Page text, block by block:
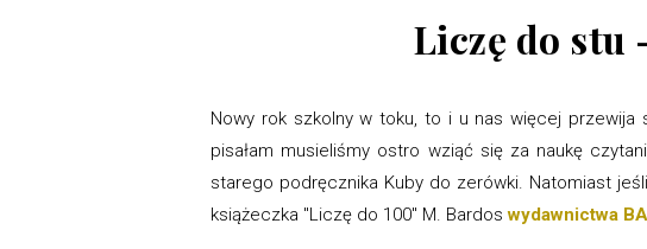
Liczę do stu
Nowy rok szkolny w toku, to i u nas więcej
pisałam musieliśmy ostro wziąć się za naukę
starego podręcznika Kuby do zerówki. Natomiast
książeczka "Liczę do 100" M. Bardoswydawnictwa